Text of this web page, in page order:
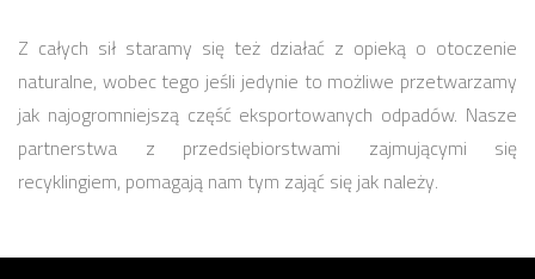
Z całych sił staramy się też działać z opieką o otoczenie
naturalne, wobec tego jeśli jedynie to możliwe przetwarzamy
jak najogromniejszą część eksportowanych odpadów. Nasze
partnerstwa z przedsiębiorstwami zajmującymi się
recyklingiem, pomagają nam tym zająć się jak należy.